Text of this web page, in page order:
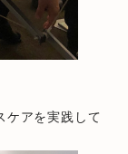
ケアを実践して